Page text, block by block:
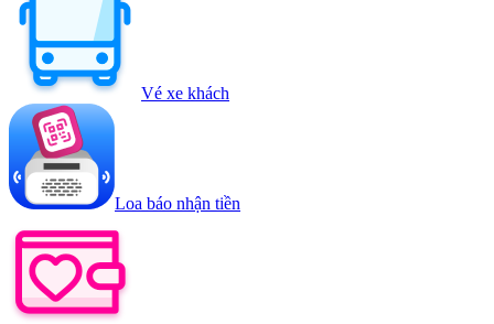
Vé xe khách
Loa báo nhận tiền